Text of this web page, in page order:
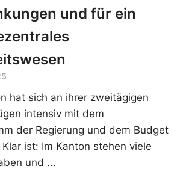
und für ein
hat sich an ihrer zweitägigen
intensiv mit dem
der Regierung und dem Budget
ist: Im Kanton stehen viele
und